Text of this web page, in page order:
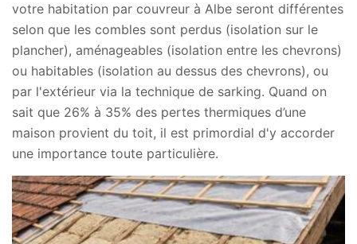
votre habitation par couvreur à Albe seront différentes
selon que les combles sont perdus (isolation sur le
plancher), aménageables (isolation entre les chevrons)
ou habitables (isolation au dessus des chevrons), ou
par l'extérieur via la technique de sarking. Quand on
sait que 26% à 35% des pertes thermiques d’une
maison provient du toit, il est primordial d'y accorder
une importance toute particulière.